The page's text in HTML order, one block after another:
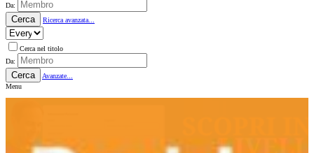
Da:
Cerca Ricerca avanzata...
Cerca nel titolo
Da:
Cerca
Avanzate...
Menu